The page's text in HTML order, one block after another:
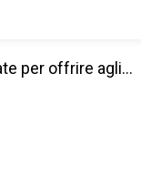
per offrire agli…